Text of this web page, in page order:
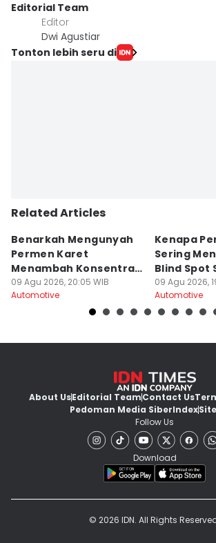
Editorial Team
Editor
Dwi Agustiar
Tonton lebih seru di
Related Articles
Benarkah Mengunyah
Permen Karet
Menambah Konsentrasi
Saat Nyetir?
09 Agu 2026, 20:05 WIB
Automotive
Kenapa
Sering
Blind Spot
Berpindah
09 Agu 2026,
Automotive
About UsEditorial TeamContact Us
Pedoman Media SiberIndex
Follow Us
Download
© 2026 IDN. All Rights